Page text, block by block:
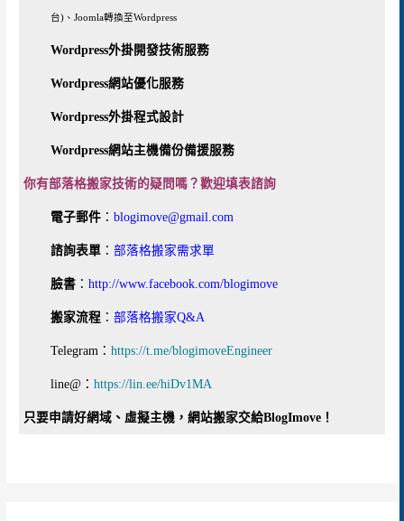
台)、Joomla轉換至Wordpress
Wordpress外掛開發技術服務
Wordpress網站優化服務
Wordpress外掛程式設計
Wordpress網站主機備份備援服務
你有部落格搬家技術的疑問嗎？歡迎填表諮詢
電子郵件 ：blogimove@gmail.com
諮詢表單 ：部落格搬家需求單
臉書 ：http://www.facebook.com/blogimove
搬家流程 ：部落格搬家Q&A
Telegram：https://t.me/blogimoveEngineer
line@：https://lin.ee/hiDv1MA
只要申請好網域、虛擬主機，網站搬家交給BlogImove！